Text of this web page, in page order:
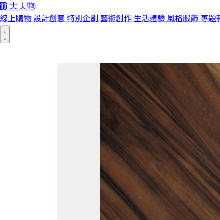
線上購物 設計創意 特別企劃 藝術創作 生活體驗 風格服飾 專題